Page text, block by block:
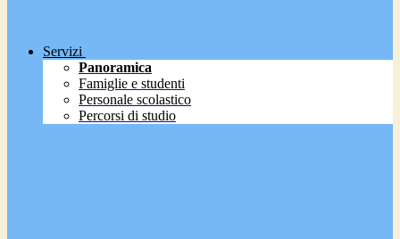
Servizi
Panoramica
Famiglie e studenti
Personale scolastico
Percorsi di studio